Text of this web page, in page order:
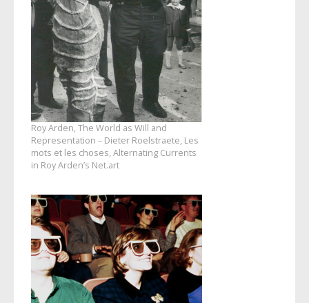
Roy Arden, The World as Will and
Representation – Dieter Roelstraete, Les
mots et les choses, Alternating Currents
in Roy Arden’s Net.art